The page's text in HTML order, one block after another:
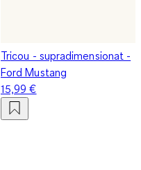
Tricou - supradimensionat -
Ford Mustang
15,99 €